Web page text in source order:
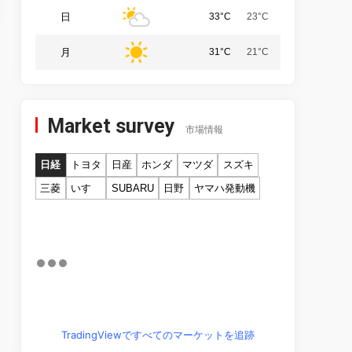
日 33°C 23°C
月 31°C 21°C
Market survey 市場情報
日経 トヨタ 日産 ホンダ マツダ
スズキ
三菱
いすゞ SUBARU 日野 ヤマハ発動機
TradingViewですべてのマーケットを追跡